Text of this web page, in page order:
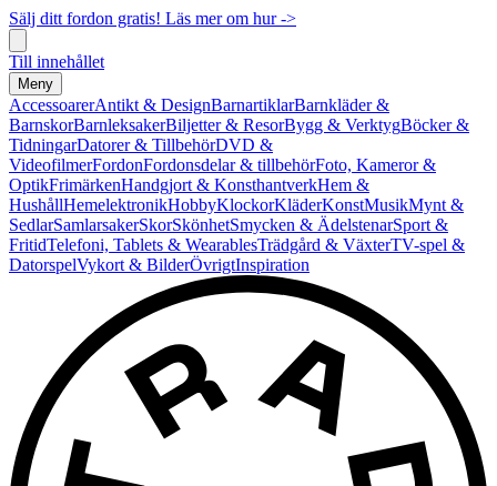
Sälj ditt fordon gratis! Läs mer om hur ->
Till innehållet
Meny
AccessoarerAntikt & DesignBarnartiklarBarnkläder &
BarnskorBarnleksakerBiljetter & ResorBygg & VerktygBöcker &
TidningarDatorer & TillbehörDVD &
VideofilmerFordonFordonsdelar & tillbehörFoto, Kameror &
OptikFrimärkenHandgjort & KonsthantverkHem &
HushållHemelektronikHobbyKlockorKläderKonstMusikMynt &
SedlarSamlarsakerSkorSkönhetSmycken & ÄdelstenarSport &
FritidTelefoni, Tablets & WearablesTrädgård & VäxterTV-spel &
DatorspelVykort & BilderÖvrigtInspiration